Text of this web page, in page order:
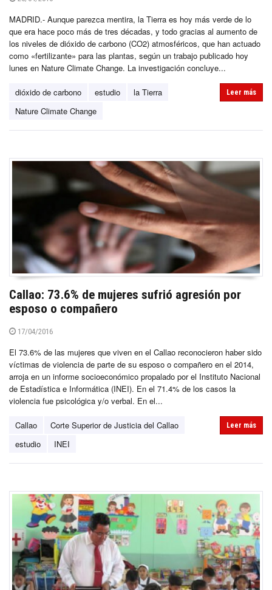
MADRID.- Aunque parezca mentira, la Tierra es hoy más verde de lo
que era hace poco más de tres décadas, y todo gracias al aumento de
los niveles de dióxido de carbono (CO2) atmosféricos, que han actuado
como «fertilizante» para las plantas, según un trabajo publicado hoy
lunes en Nature Climate Change. La investigación concluye...
dióxido de carbono estudio
la Tierra
Nature Climate Change
Leer más
Callao: 73.6% de mujeres sufrió agresión por
esposo o compañero
17/04/2016
El 73.6% de las mujeres que viven en el Callao reconocieron haber sido
víctimas de violencia de parte de su esposo o compañero en el 2014,
arroja en un informe socioeconómico propalado por el Instituto Nacional
de Estadística e Informática (INEI). En el 71.4% de los casos la
violencia fue psicológica y/o verbal. En el...
Callao
Corte Superior de Justicia del Callao
estudio
INEI
Leer más